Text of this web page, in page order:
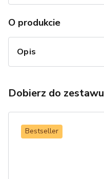
O produkcie
Opis
Dobierz do zestawu
Bestseller